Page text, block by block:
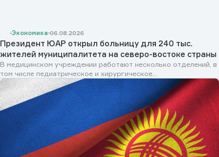
Экономика 06.08.2026
Президент ЮАР открыл больницу для 240 тыс.
жителей муниципалитета на северо-востоке страны
В медицинском учреждении работают несколько отделений, в
том числе педиатрическое и хирургическое...